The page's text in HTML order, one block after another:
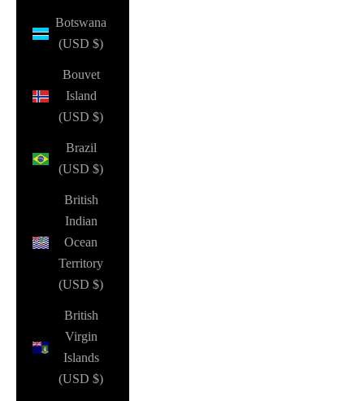
Botswana
(USD $)
Bouvet
Island
(USD $)
Brazil
(USD $)
British
Indian
Ocean
Territory
(USD $)
British
Virgin
Islands
(USD $)